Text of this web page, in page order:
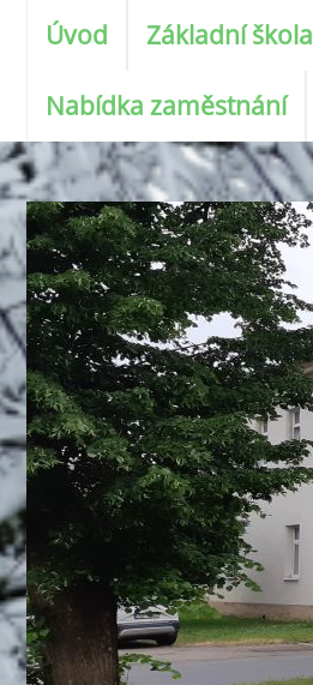
Úvod Základní škola
Nabídka zaměstnání